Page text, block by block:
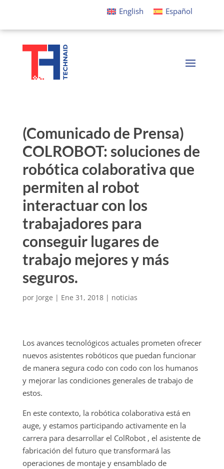
English Español
(Comunicado de Prensa)
COLROBOT: soluciones de
robótica colaborativa que
permiten al robot
interactuar con los
trabajadores para
conseguir lugares de
trabajo mejores y más
seguros.
por Jorge | Ene 31, 2018| noticias
Los avances tecnológicos actuales prometen ofrecer
nuevos asistentes robóticos que puedan funcionar
de manera segura codo con codo con los humanos
y mejorar las condiciones generales de trabajo de
estos.
En este contexto, la robótica colaborativa está en
auge, y estamos participando activamente en la
carrera para desarrollar el ColRobot , el asistente de
fabricación del futuro que transformará las
operaciones de montaje y ensamblado de